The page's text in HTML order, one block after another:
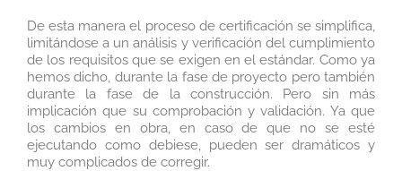
De esta manera el proceso de certificación se simplifica,
limitándose a un análisis y verificación del cumplimiento
de los requisitos que se exigen en el estándar. Como ya
hemos dicho, durante la fase de proyecto pero también
durante la fase de la construcción. Pero sin más
implicación que su comprobación y validación. Ya que
los cambios en obra, en caso de que no se esté
ejecutando como debiese, pueden ser dramáticos y
muy complicados de corregir.